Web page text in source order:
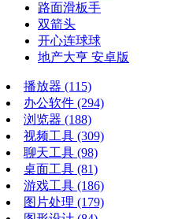
路面滑板手
双箭头
开心连球球
地产大亨 安卓版
播放器 (115)
办公软件 (294)
浏览器 (188)
视频工具 (309)
聊天工具 (98)
桌面工具 (81)
游戏工具 (186)
图片处理 (179)